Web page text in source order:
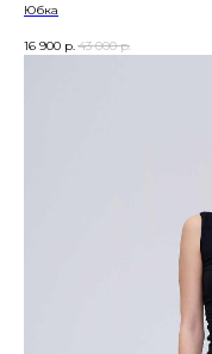
Юбка
16 900 р. 43 000 р.